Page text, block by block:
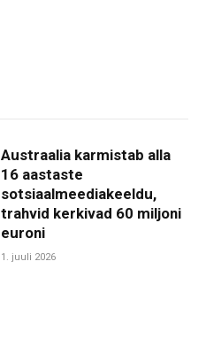
Austraalia karmistab alla
16 aastaste
sotsiaalmeediakeeldu,
trahvid kerkivad 60 miljoni
euroni
1. juuli 2026